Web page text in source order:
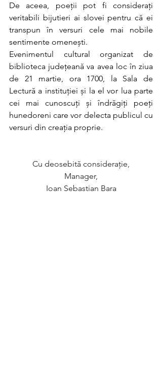
De aceea, poeții pot fi considerați
veritabili bijutieri ai slovei pentru că ei
transpun în versuri cele mai nobile
sentimente omenești.
Evenimentul cultural organizat de
biblioteca județeană va avea loc în ziua
de 21 martie, ora 1700, la Sala de
Lectură a instituției și la el vor lua parte
cei mai cunoscuți și îndrăgiți poeți
hunedoreni care vor delecta publicul cu
versuri din creația proprie.
Cu deosebită considerație,
Manager,
Ioan Sebastian Bara